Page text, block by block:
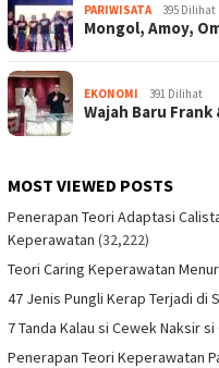
PARIWISATA 395 Dilihat
Mongol, Amoy,
EKONOMI 391 Dilihat
Wajah Baru
MOST VIEWED POSTS
Penerapan Teori Adaptasi
Keperawatan (32,222)
Teori Caring Keperawatan
47 Jenis Pungli Kerap Terjadi di
7 Tanda Kalau si Cewek Naksir
Penerapan Teori Keperawatan